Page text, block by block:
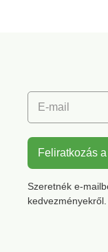
E-mail
Feliratkozás
Szeretnék e-